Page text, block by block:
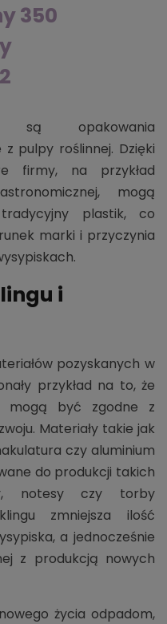
350
są opakowania
pulpy roślinnej. Dzięki
firmy, na przykład
mogą
tradycyjny plastik, co
marki i przyczynia
i
pozyskanych w
przykład na to, że
mogą być zgodne z
Materiały takie jak
czy aluminium
do produkcji takich
notesy czy torby
zmniejsza ilość
a jednocześnie
z produkcją nowych
życia odpadom,